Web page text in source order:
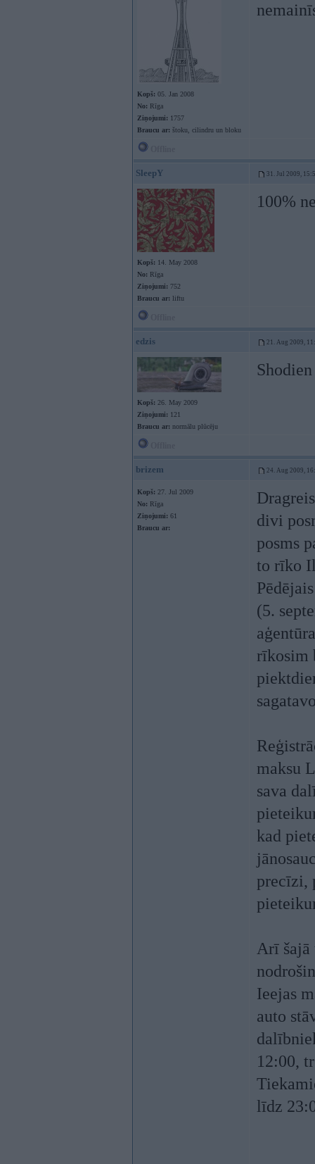
Kopš: 05. Jan 2008
No: Rīga
Ziņojumi: 1757
Braucu ar: štoku, cilindru un bloku
SleepY 31. Jul 2009,
Kopš: 14. May 2008
No: Rīga
Ziņojumi: 752
Braucu ar: liftu
100%
edzis 21. Aug 2009,
Kopš: 26. May 2009
Ziņojumi: 121
Braucu ar: normālu plūcēju
brizem 24. Aug 2009,
Kopš: 27. Jul 2009
No: Rīga
Ziņojumi: 61
Braucu ar:
divi
posms
to rīko
(5.
rīkosim
maksu
sava
kad
precīzi,
Arī šajā
Ieejas
auto
12:00,
līdz